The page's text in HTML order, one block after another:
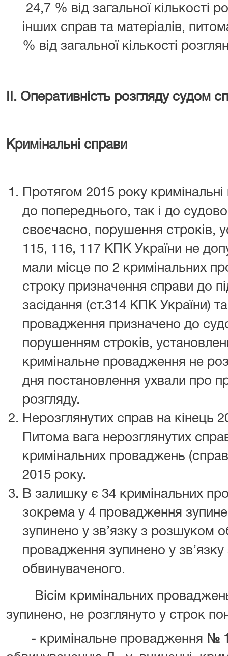
24,7 % від загальної кількості
інших справ та матеріалів,
% від загальної кількості
ІІ. Оперативність розгляду судом
Кримінальні справи
Протягом 2015 року
до попереднього, так і до
своєчасно, порушення строків,
115, 116, 117 КПК України не
мали місце по 2 кримінальних
строку призначення справи до
засідання (ст.314 КПК України)
провадження призначено до
порушенням строків,
кримінальне провадження не
дня постановлення ухвали про
розгляду.
Нерозглянутих справ на кінець
Питома вага нерозглянутих
кримінальних проваджень
2015 року.
В залишку є 34 кримінальних
зокрема у 4 провадження
зупинено у зв’язку з розшуком
провадження зупинено у
обвинуваченого.
Вісім кримінальних
зупинено, не розглянуто у строк
- кримінальне провадження №